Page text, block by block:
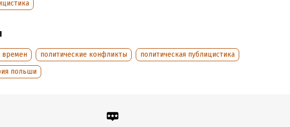
информация
1 января 2018
165562
ISBN (EAN):9785446108060
времен политические конфликты
политическая публицистика
польши